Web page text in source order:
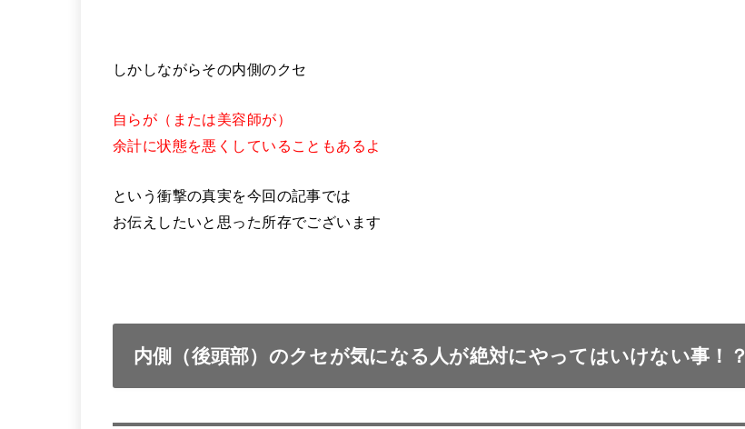
しかしながらその内側のクセ
自らが（または美容師が）
余計に状態を悪くしていることもあるよ
という衝撃の真実を今回の記事では
お伝えしたいと思った所存でございます
内側（後頭部）のクセが気になる人が絶対にやってはいけない事！？